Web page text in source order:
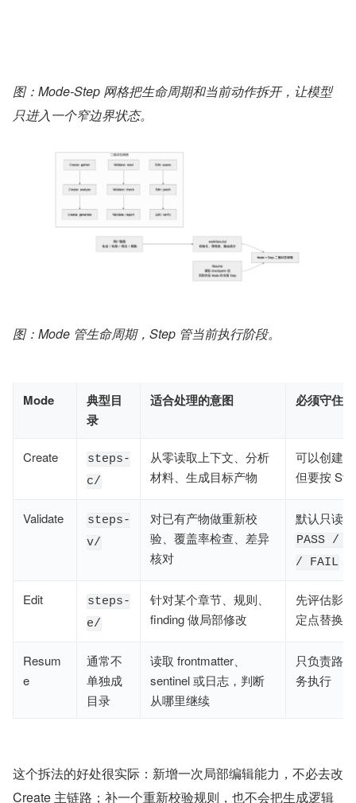
图：Mode-Step 网格把生命周期和当前动作拆开，让模型
只进入一个窄边界状态。
图：Mode 管生命周期，Step 管当前执行阶段。
Mode
典型目
录
适合处理的意图 必须守住
Create
steps-
c/
从零读取上下文、分析
材料、生成目标产物
可以创建
但要按
Validate
steps-
v/
对已有产物做重新校
验、覆盖率检查、差异
核对
默认只读
PASS /
/ FAIL
Edit
steps-
e/
针对某个章节、规则、
finding 做局部修改
先评估影
定点替换
Resum
e
通常不
单独成
目录
读取 frontmatter、
sentinel 或日志，判断
从哪里继续
只负责路
务执行
这个拆法的好处很实际：新增一次局部编辑能力，不必去改
Create 主链路；补一个重新校验规则，也不会把生成逻辑